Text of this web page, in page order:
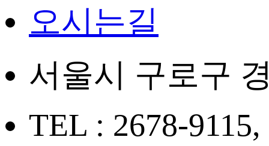
오시는길
서울시 구로구
TEL : 2678-9115,